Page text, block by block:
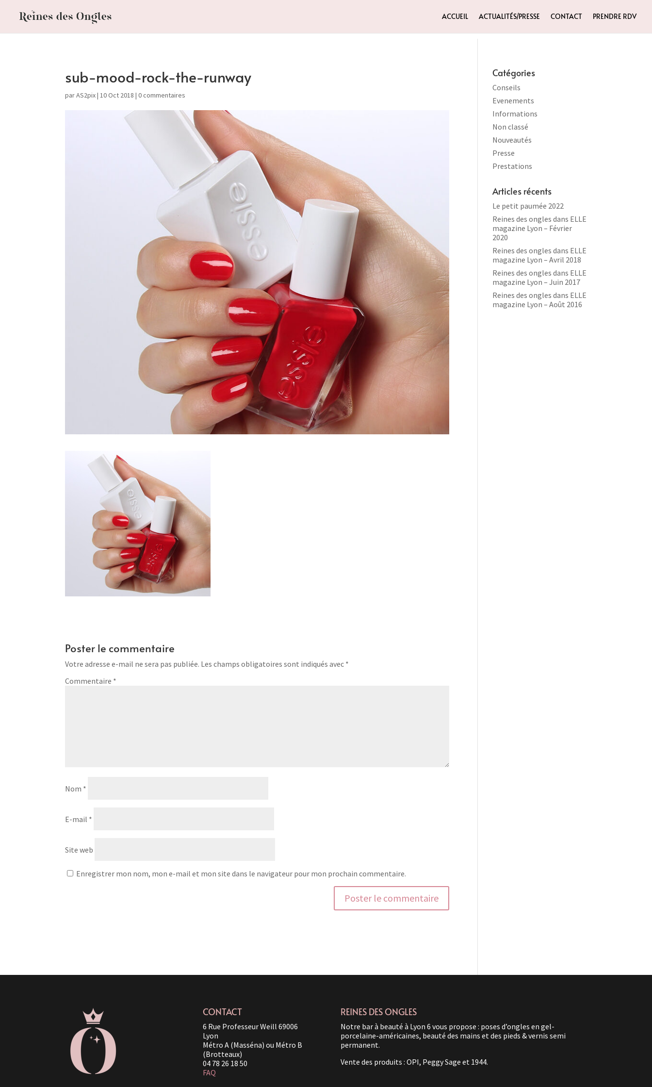
ACCUEIL ACTUALITÉS/PRESSE CONTACT PRENDRE RDV
sub-mood-rock-the-runway
parAS2pix|10 Oct 2018 |0 commentaires
Poster le commentaire
Votre adresse e-mail ne sera pas publiée. Les champs obligatoires sont indiqués avec *
Commentaire *
Nom *
E-mail *
Site web
Enregistrer mon nom, mon e-mail et mon site dans le navigateur pour mon prochain commentaire.
Catégories
Conseils
Evenements
Informations
Non classé
Nouveautés
Presse
Prestations
Articles récents
Le petit paumée 2022
Reines des ongles dans ELLE
magazine Lyon – Février
2020
Reines des ongles dans ELLE
magazine Lyon – Avril 2018
Reines des ongles dans ELLE
magazine Lyon – Juin 2017
Reines des ongles dans ELLE
magazine Lyon – Août 2016
CONTACT
6 Rue Professeur Weill 69006
Lyon
Métro A (Masséna) ou Métro B
(Brotteaux)
04 78 26 18 50
FAQ
REINES DES ONGLES
Notre bar à beauté à Lyon 6 vous propose : poses d’ongles en gel-
porcelaine-américaines, beauté des mains et des pieds & vernis semi
permanent.
Vente des produits : OPI, Peggy Sage et 1944.